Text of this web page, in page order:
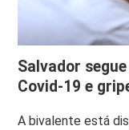
Salvador
Covid-19 e
A bivalente está